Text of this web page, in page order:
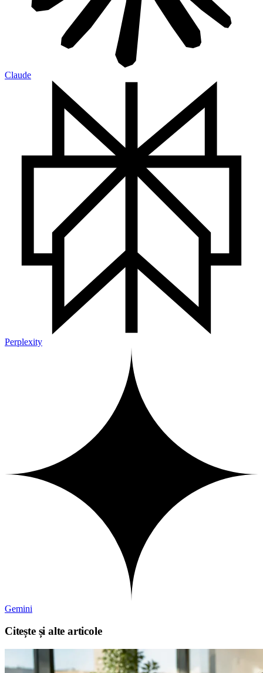
Claude
Perplexity
Gemini
Citește și alte articole